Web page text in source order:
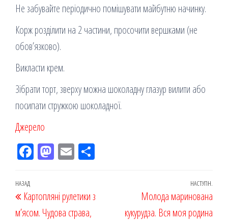
Не забувайте періодично помішувати майбутню начинку.
Корж розділити на 2 частини, просочити вершками (не
обов’язково).
Викласти крем.
Зібрати торт, зверху можна шоколадну глазур вилити або
посипати стружкою шоколадної.
Джерело
Fac
k
M
on
Em
ис
Навігація
записів
Попередній
запис
НАЗАД
Картопляні рулетики з
м’ясом. Чудова страва,
НАСТУПН.
Молода маринована
кукурудза. Вся моя родина